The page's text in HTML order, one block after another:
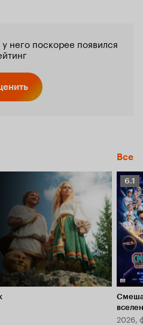
него поскорее появился
Все
6.1
6.1
2026,